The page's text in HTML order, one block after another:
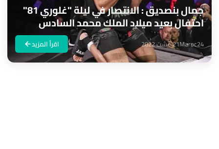
جمال بنصديق : الانتصار في ليلة "غلوري 81"
احتفال بعيد ميلاد الملك محمد السادس
Maroc2421 غشت 2022 اقرأ المزيد